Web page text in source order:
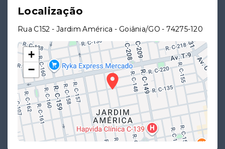
Localização
Rua C152 - Jardim América - Goiânia/GO - 74275-120
+
−